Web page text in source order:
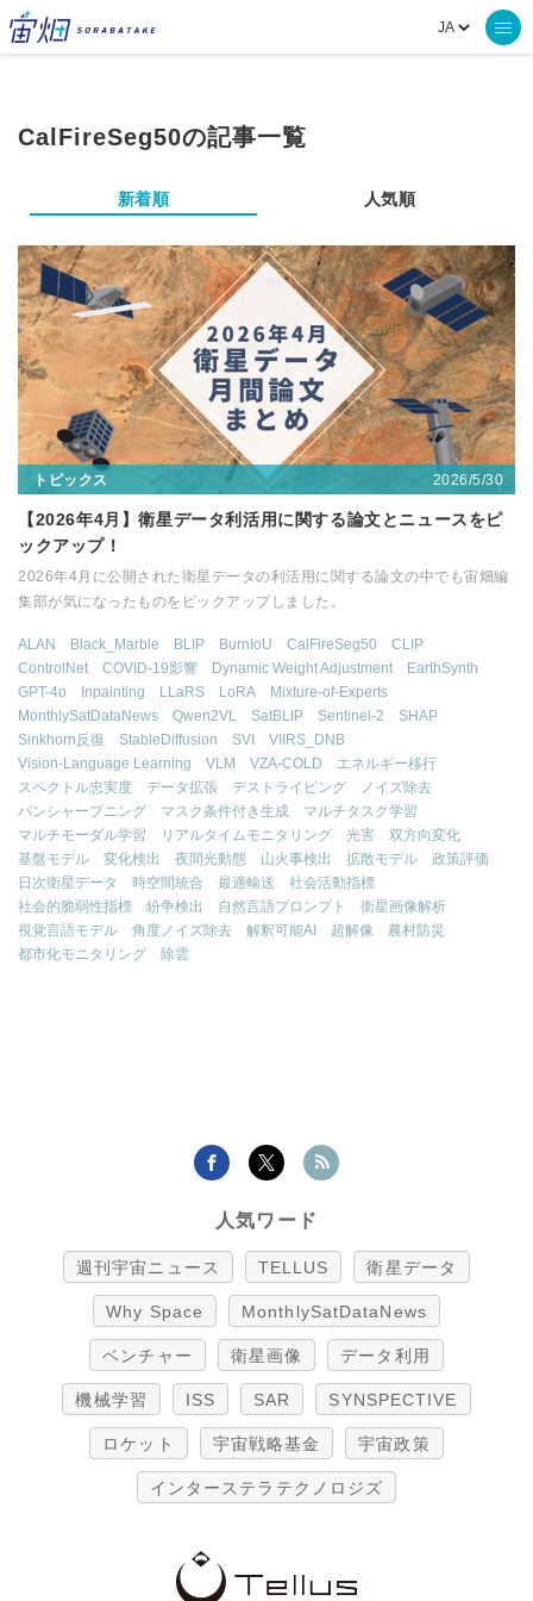
CalFireSeg50の記事一覧
新着順 人気順
トピックス 2026/5/30
【2026年4月】衛星データ利活用に関する論文とニュースをピ
ックアップ！
2026年4月に公開された衛星データの利活用に関する論文の中でも宙畑編
集部が気になったものをピックアップしました。
ALAN Black_Marble BLIP BurnIoU CalFireSeg50
CLIP
ControlNet
COVID-19影響 Dynamic Weight Adjustment
EarthSynth
GPT-4o
Inpainting LLaRS LoRA
Mixture-of-Experts
MonthlySatDataNews
Qwen2VL SatBLIP Sentinel-2
SHAP
Sinkhorn反復
StableDiffusion SVI
VIIRS_DNB
Vision-Language Learning
VLM VZA-COLD
エネルギー移行
スペクトル忠実度
データ拡張 デストライピング
ノイズ除去
パンシャープニング
マスク条件付き生成
マルチタスク学習
マルチモーダル学習
リアルタイムモニタリング 光害
双方向変化
基盤モデル
変化検出 夜間光動態 山火事検出 拡散モデル
政策評価
日次衛星データ
時空間統合 最適輸送
社会活動指標
社会的脆弱性指標
紛争検出 自然言語プロンプト
衛星画像解析
視覚言語モデル
角度ノイズ除去 解釈可能AI 超解像
農村防災
都市化モニタリング
除雲
人気ワード
週刊宇宙ニュース TELLUS 衛星データ
Why Space MonthlySatDataNews
ベンチャー 衛星画像 データ利用
機械学習 ISS SAR SYNSPECTIVE
ロケット 宇宙戦略基金 宇宙政策
インターステラテクノロジズ